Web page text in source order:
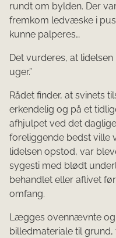
rundt om bylden. Der
fremkom ledvæske i
kunne palperes…
Det vurderes, at
uger.”
Rådet finder, at svinets
erkendelig og på et
afhjulpet ved det
foreliggende bedst ville
lidelsen opstod, var
sygesti med blødt
behandlet eller aflivet
omfang.
Lægges ovennævnte
billedmateriale til grund,